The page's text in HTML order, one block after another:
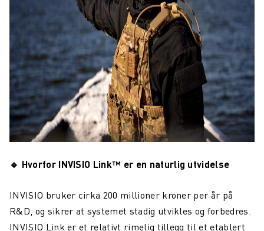
🔹 Hvorfor INVISIO Link™ er en naturlig utvidelse
INVISIO bruker cirka 200 millioner kroner per år på
R&D, og sikrer at systemet stadig utvikles og forbedres.
INVISIO Link er et relativt rimelig tillegg til et etablert